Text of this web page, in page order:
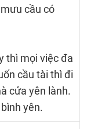
cầu có
thì mọi việc đa
cầu tài thì đi
cửa yên lành.
yên.